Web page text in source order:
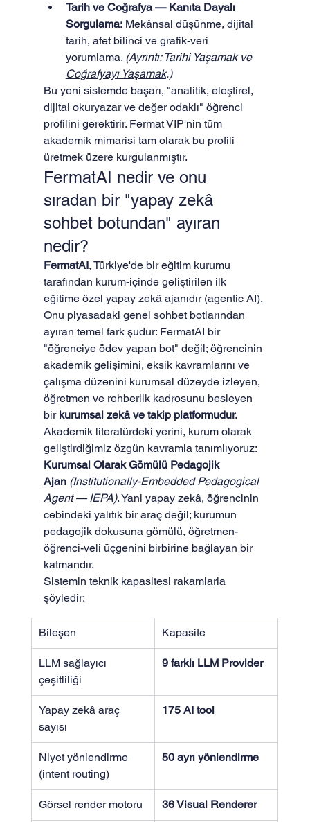
Tarih ve Coğrafya — Kanıta Dayalı
Sorgulama: Mekânsal düşünme, dijital
tarih, afet bilinci ve grafik-veri
yorumlama. (Ayrıntı: Tarihi Yaşamak ve
Coğrafyayı Yaşamak.)
Bu yeni sistemde başarı, "analitik, eleştirel,
dijital okuryazar ve değer odaklı" öğrenci
profilini gerektirir. Fermat VIP'nin tüm
akademik mimarisi tam olarak bu profili
üretmek üzere kurgulanmıştır.
FermatAI nedir ve onu
sıradan bir "yapay zekâ
sohbet botundan" ayıran
nedir?
FermatAI, Türkiye'de bir eğitim kurumu
tarafından kurum-içinde geliştirilen ilk
eğitime özel yapay zekâ ajanıdır (agentic AI).
Onu piyasadaki genel sohbet botlarından
ayıran temel fark şudur: FermatAI bir
"öğrenciye ödev yapan bot" değil; öğrencinin
akademik gelişimini, eksik kavramlarını ve
çalışma düzenini kurumsal düzeyde izleyen,
öğretmen ve rehberlik kadrosunu besleyen
bir kurumsal zekâ ve takip platformudur.
Akademik literatürdeki yerini, kurum olarak
geliştirdiğimiz özgün kavramla tanımlıyoruz:
Kurumsal Olarak Gömülü Pedagojik
Ajan (Institutionally-Embedded Pedagogical
Agent — IEPA). Yani yapay zekâ, öğrencinin
cebindeki yalıtık bir araç değil; kurumun
pedagojik dokusuna gömülü, öğretmen-
öğrenci-veli üçgenini birbirine bağlayan bir
katmandır.
Sistemin teknik kapasitesi rakamlarla
şöyledir:
Bileşen Kapasite
LLM sağlayıcı
çeşitliliği
9 farklı LLM Provider
Yapay zekâ araç
sayısı
175 AI tool
Niyet yönlendirme
(intent routing)
50 ayrı yönlendirme
Görsel render motoru 36 Visual Renderer